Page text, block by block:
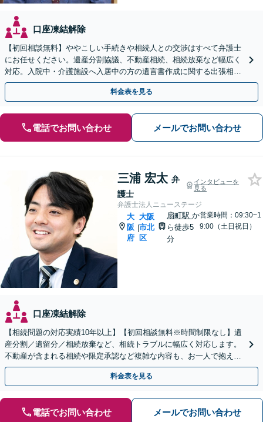
口座凍結解除
【初回相談無料】ややこしい手続きや相続人との交渉はすべて弁護士
にお任せください。遺産分割協議、不動産相続、相続放棄など幅広く
対応。入院中・介護施設へ入居中の方の遺言書作成に関する出張相談
も対応可能です【Web面談可】【南森町駅7分】
料金表を見る
電話でお問い合わせ メールでお問い合わせ
三浦 宏太 弁
護士
インタビューを
見る
弁護士法人ニューステージ
大
阪
府
|
大阪
市北
区
扇町駅か
ら徒歩5
分
営業時間：09:30~1
9:00（土日祝日）
口座凍結解除
【相続問題の対応実績10年以上】【初回相談無料※時間制限なし】遺
産分割／遺留分／相続放棄など、相続トラブルに幅広く対応します。
不動産が含まれる相続や限定承認など複雑な内容も、お一人で抱え込
まず、ご相談ください【扇町駅5分】
料金表を見る
電話でお問い合わせ メールでお問い合わせ